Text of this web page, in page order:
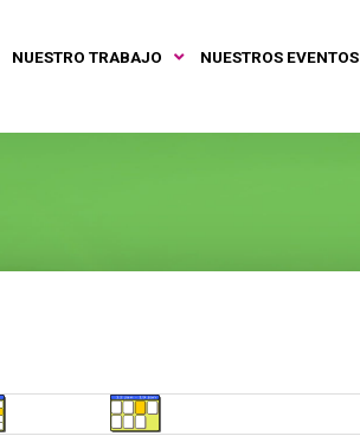
NUESTRO TRABAJO NUESTROS EVENTOS